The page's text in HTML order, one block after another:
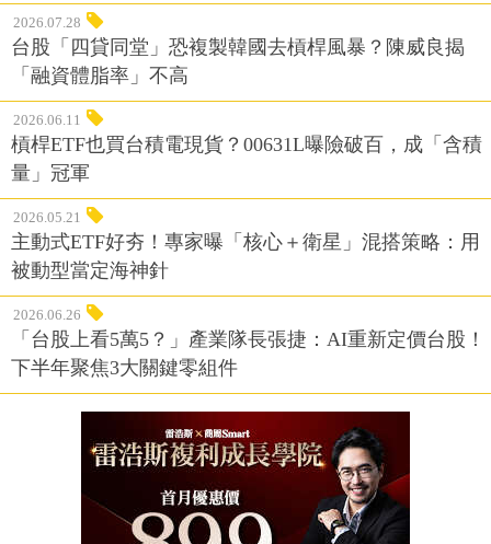
2026.07.28
台股「四貸同堂」恐複製韓國去槓桿風暴？陳威良揭
「融資體脂率」不高
2026.06.11
槓桿ETF也買台積電現貨？00631L曝險破百，成「含積
量」冠軍
2026.05.21
主動式ETF好夯！專家曝「核心＋衛星」混搭策略：用
被動型當定海神針
2026.06.26
「台股上看5萬5？」產業隊長張捷：AI重新定價台股！
下半年聚焦3大關鍵零組件